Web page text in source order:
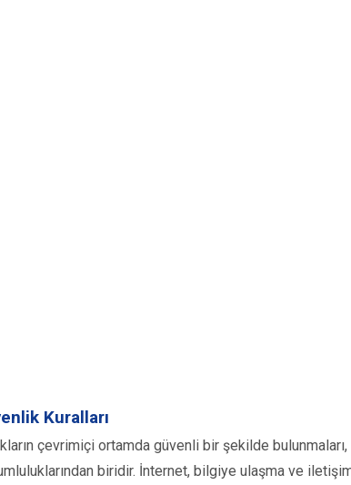
Kuralları
çevrimiçi ortamda güvenli bir şekilde
biridir. İnternet, bilgiye ulaşma ve